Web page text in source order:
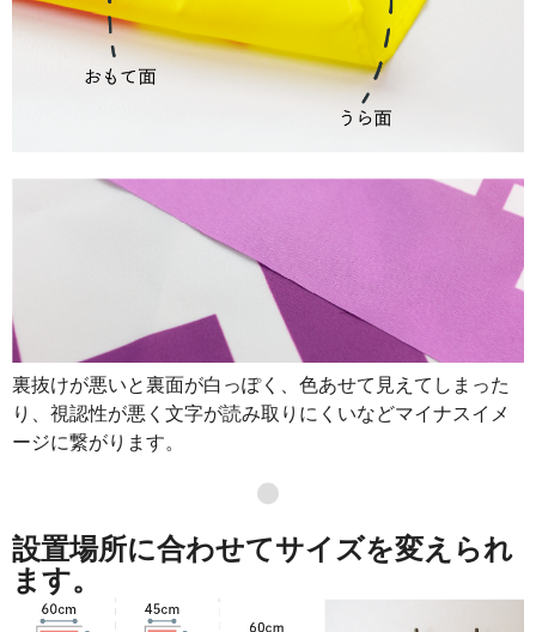
裏抜けが悪いと裏面が白っぽく、色あせて見えてしまった
り、視認性が悪く文字が読み取りにくいなどマイナスイメ
ージに繋がります。
●
設置場所に合わせてサイズを変えられ
ます。